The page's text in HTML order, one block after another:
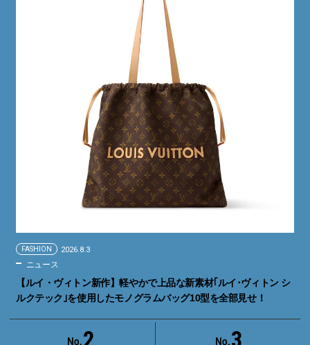
FASHION 2026.8.3
ニュース
【ルイ・ヴィトン新作】軽やかで上品な新素材｢ルイ･ヴィトン シ
ルクテック｣を使用したモノグラムバッグ10型を全部見せ！